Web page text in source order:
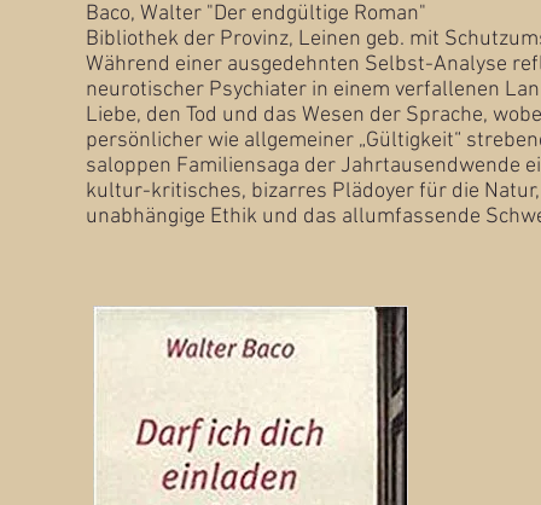
Baco, Walter "Der endgültige Roman"
Bibliothek der Provinz, Leinen geb. mit
Während einer ausgedehnten Selbst-Analyse
neuro­tischer Psychiater in einem verfallenen
Liebe, den Tod und das Wesen der Sprache,
persönlicher wie allgemeiner „Gültigkeit“
saloppen Fami­lien­saga der Jahrtausendwende
kultur-kritisches, bizarres Plädoyer für die
unabhängige Ethik und das allumfassende